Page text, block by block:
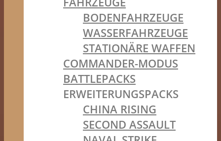
BODENFAHRZEUGE
WASSERFAHRZEUGE
STATIONÄRE WAFFEN
COMMANDER-MODUS
BATTLEPACKS
ERWEITERUNGSPACKS
CHINA RISING
SECOND ASSAULT